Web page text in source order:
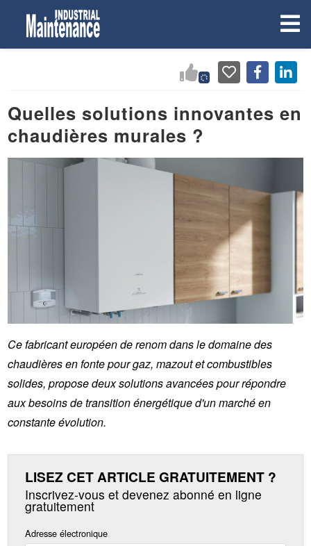
Quelles solutions innovantes en
chaudières murales ?
Ce fabricant européen de renom dans le domaine des
chaudières en fonte pour gaz, mazout et combustibles
solides, propose deux solutions avancées pour répondre
aux besoins de transition énergétique d'un marché en
constante évolution.
LISEZ CET ARTICLE GRATUITEMENT ?
Inscrivez-vous et devenez abonné en ligne
gratuitement
Adresse électronique